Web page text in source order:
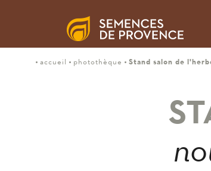
accueil photothèque Stand salon de